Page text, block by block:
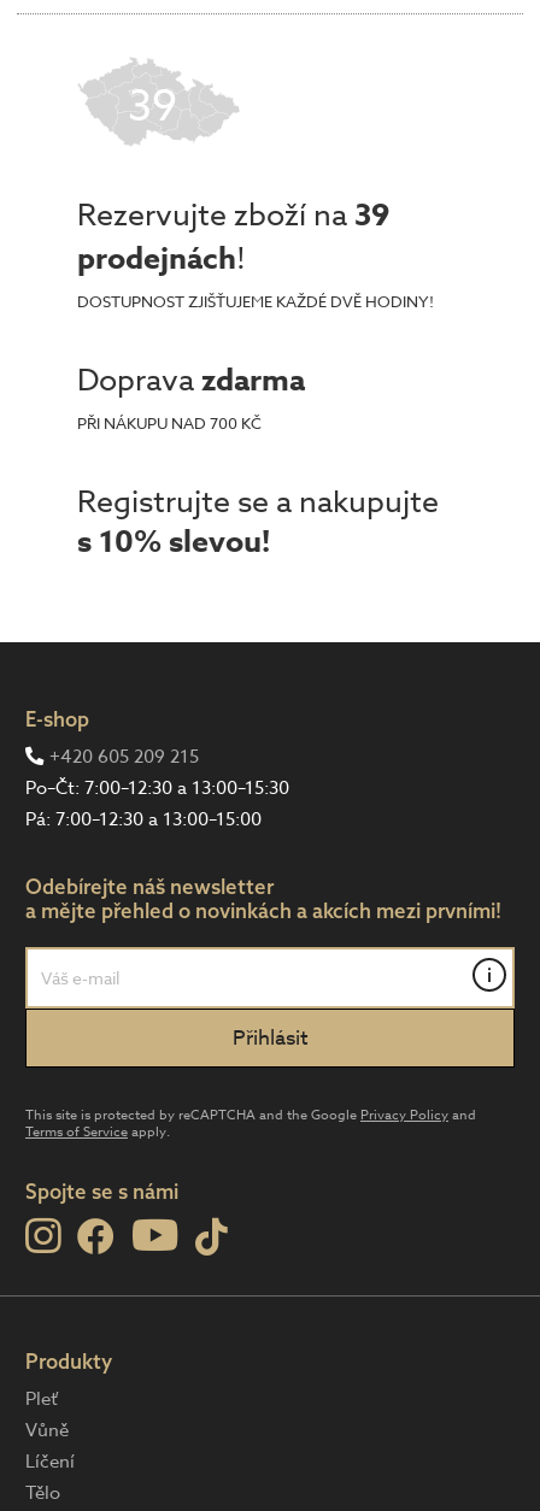
39
Rezervujte zboží na 39
prodejnách!
DOSTUPNOST ZJIŠŤUJEME KAŽDÉ DVĚ HODINY!
Dopravazdarma
PŘI NÁKUPU NAD 700 KČ
Registrujte se a nakupujte
s 10% slevou!
E-shop
+420 605 209 215
Po–Čt: 7:00–12:30 a 13:00–15:30
Pá: 7:00–12:30 a 13:00–15:00
Odebírejte náš newsletter
a mějte přehled o novinkách a akcích mezi prvními!
i
This site is protected by reCAPTCHA and the Google Privacy Policyand
Terms of Serviceapply.
Spojte se s námi
Produkty
Pleť
Vůně
Líčení
Tělo